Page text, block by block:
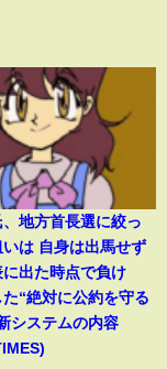
地方首長選に絞っ
は 自身は出馬せず
に出た時点で負け
“絶対に公約を守る
システムの内容